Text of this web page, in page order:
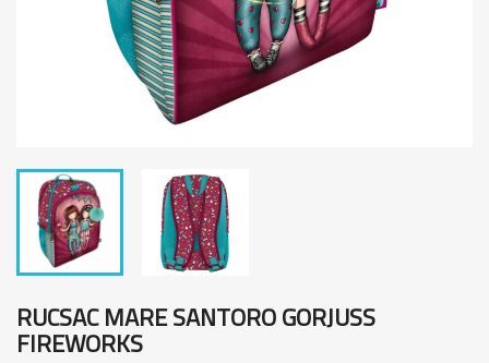
RUCSAC MARE SANTORO GORJUSS
FIREWORKS